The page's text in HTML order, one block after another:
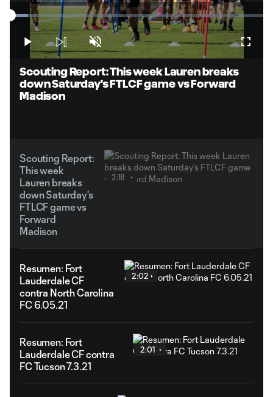
Play
Video
Loaded:
7.18%
Play
Unmute
Scouting Report: This week Lauren breaks
down Saturday's FTLCF game vs Forward
Madison
Scouting Report:
This week
Lauren breaks
down Saturday's
FTLCF game vs
Forward
Madison
2:18
Resumen: Fort
Lauderdale CF
contra North Carolina
FC 6.05.21
2:02
Resumen: Fort
Lauderdale CF contra
FC Tucson 7.3.21
2:01